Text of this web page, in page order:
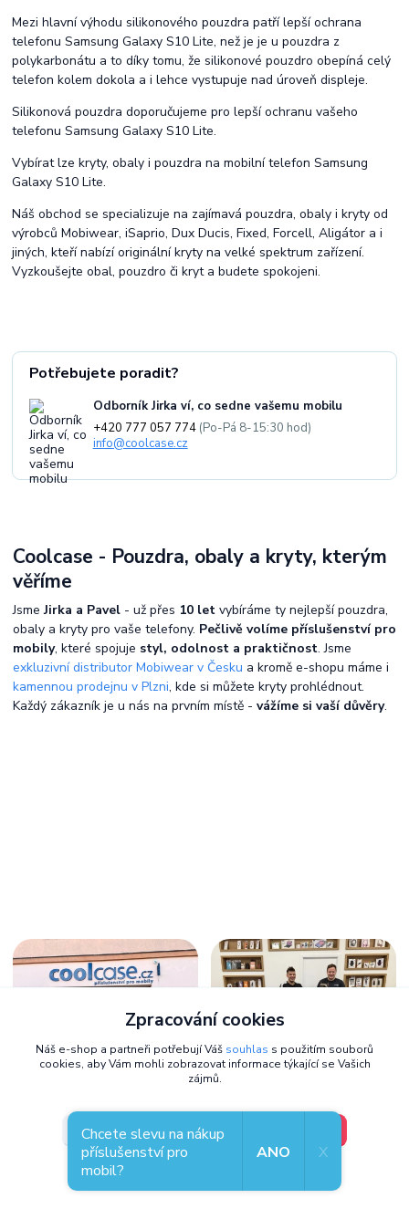
Potřebujete poradit?
Odborník Jirka ví, co sedne vašemu mobilu
+420 777 057 774 (Po-Pá 8-15:30 hod)
info@coolcase.cz
Mezi hlavní výhodu silikonového pouzdra patří lepší ochrana
telefonu Samsung Galaxy S10 Lite, než je je u pouzdra z
polykarbonátu a to díky tomu, že silikonové pouzdro obepíná celý
telefon kolem dokola a i lehce vystupuje nad úroveň displeje.
Silikonová pouzdra doporučujeme pro lepší ochranu vašeho
telefonu Samsung Galaxy S10 Lite.
Vybírat lze kryty, obaly i pouzdra na mobilní telefon Samsung
Galaxy S10 Lite.
Náš obchod se specializuje na zajímavá pouzdra, obaly i kryty od
výrobců Mobiwear, iSaprio, Dux Ducis, Fixed, Forcell, Aligátor a i
jiných, kteří nabízí originální kryty na velké spektrum zařízení.
Vyzkoušejte obal, pouzdro či kryt a budete spokojeni.
Coolcase - Pouzdra, obaly a kryty, kterým
věříme
JsmeJirka a Pavel - už přes 10 let vybíráme ty nejlepší pouzdra,
obaly a kryty pro vaše telefony. Pečlivě volíme příslušenství pro
mobily, které spojuje styl, odolnost a praktičnost. Jsme
exkluzivní distributor Mobiwear v Česku a kromě e-shopu máme i
kamennou prodejnu v Plzni, kde si můžete kryty prohlédnout.
Každý zákazník je u nás na prvním místě - vážíme si vaší důvěry.
Zastavte se osobně,těšíme se na
Kde nás najdete
Přemyslova 130/21
Zpracování cookies
Náš e-shop a partneři potřebují Váš souhlas s použitím souborů
cookies, aby Vám mohli zobrazovat informace týkající se Vašich
zájmů.
Nastavení V pořádku, jdu si vybrat
Souhlas můžete odmítnout
Chcete slevu na nákup
příslušenství pro
mobil?
ANO X